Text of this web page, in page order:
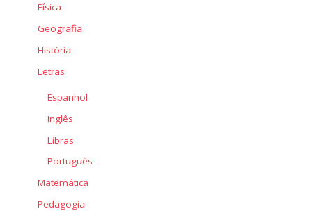
Física
Geografia
História
Letras
Espanhol
Inglês
Libras
Português
Matemática
Pedagogia